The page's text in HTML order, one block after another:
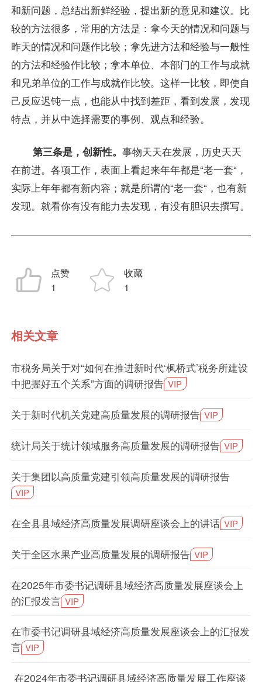
和新问题，总结出新鲜经验，提出新的意见和建议。比
较的方法很多，常用的方法是：拿今天的情况和问题与
昨天的情况和问题作比较；拿先进方法和经验与一般性
的方法和经验作比较；拿本单位、本部门的工作与成就
和兄弟单位的工作与成就作比较。这样一比较，即使自
己反应迟钝一点，也能从中找到差距，看到发展，发现
特点，并从中选择需要的事例、观点和经验。
第三条是，创新性。 事物天天在发展，历史天天
在前进。各项工作，表面上看起来年年都是“老一套“，
实际上年年都有新内容；就是所谓的“老一套“，也有新
发现。就看你有没有能力去发现，有没有胆识去撰写。
点赞
1
收藏
1
相关文章
市税务局关于对“如何在推进新时代‘枫桥式’税务所建设
中把握好五个关系”方面的调研报告 VIP
关于新时代机关党建高质量发展的调研报告 VIP
统计局关于统计领域服务高质量发展的调研报告 VIP
关于集团以高质量党建引领高质量发展的调研报告
VIP
在全县县域经济高质量发展调研座谈会上的讲话 VIP
关于全区水果产业高质量发展的调研报告 VIP
在2025年市委书记调研县域经济高质量发展座谈会上
的汇报发言 VIP
在市委书记调研县域经济高质量发展座谈会上的汇报发
言 VIP
在2024年市委书记调研县域经济高质量发展工作座谈